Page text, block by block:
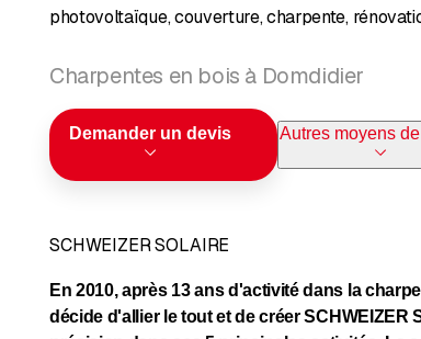
photovoltaïque, couverture, charpente,
Charpentes en bois à Domdidier
Demander un devis Autres moyens
SCHWEIZER SOLAIRE
En 2010, après 13 ans d'activité dans la
décide d'allier le tout et de créer